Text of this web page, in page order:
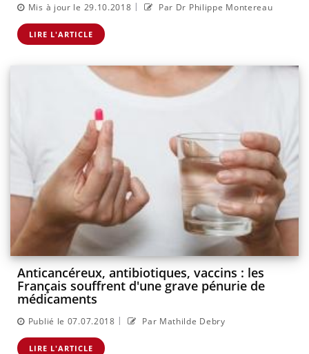
Mis à jour le 29.10.2018 | Par Dr Philippe Montereau
LIRE L'ARTICLE
Anticancéreux, antibiotiques, vaccins : les
Français souffrent d'une grave pénurie de
médicaments
Publié le 07.07.2018 | Par Mathilde Debry
LIRE L'ARTICLE